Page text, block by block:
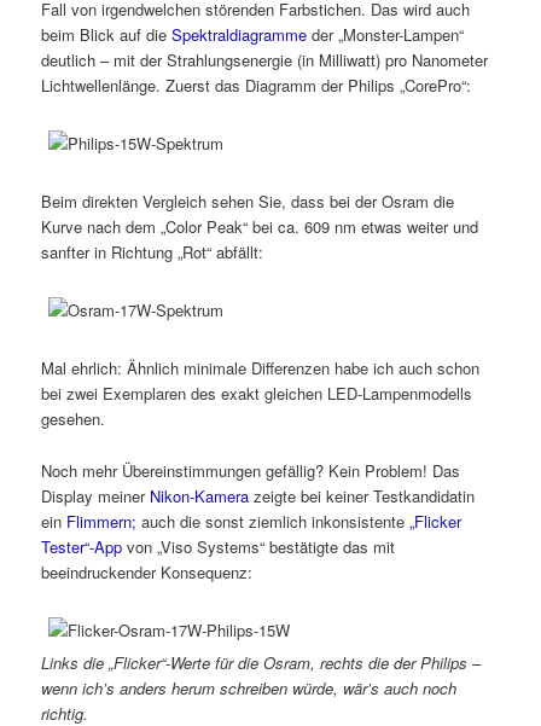
Fall von irgendwelchen störenden Farbstichen. Das wird auch
beim Blick auf dieSpektraldiagramme der „Monster-Lampen“
deutlich – mit der Strahlungsenergie (in Milliwatt) pro Nanometer
Lichtwellenlänge. Zuerst das Diagramm der Philips „CorePro“:
Beim direkten Vergleich sehen Sie, dass bei der Osram die
Kurve nach dem „Color Peak“ bei ca. 609 nm etwas weiter und
sanfter in Richtung „Rot“ abfällt:
Mal ehrlich: Ähnlich minimale Differenzen habe ich auch schon
bei zwei Exemplaren des exakt gleichen LED-Lampenmodells
gesehen.
Noch mehr Übereinstimmungen gefällig? Kein Problem! Das
Display meiner Nikon-Kamera zeigte bei keiner Testkandidatin
ein Flimmern; auch die sonst ziemlich inkonsistente„Flicker
Tester“-App von „Viso Systems“ bestätigte das mit
beeindruckender Konsequenz:
Links die „Flicker“-Werte für die Osram, rechts die der Philips –
wenn ich’s anders herum schreiben würde, wär’s auch noch
richtig.